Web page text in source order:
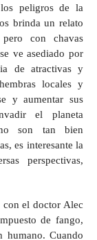
peligros de la
brinda un relato
con chavas
ve asediado por
de atractivas y
locales y
y aumentar sus
el planeta
no son tan bien
es interesante la
perspectivas,
con el doctor Alec
de fango,
humano. Cuando